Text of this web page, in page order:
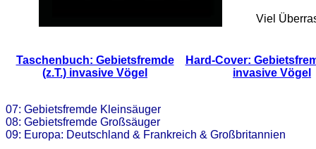
Viel
Taschenbuch: Gebietsfremde
(z.T.) invasive Vögel
Hard-Cover:
invasive Vögel
07: Gebietsfremde Kleinsäuger
08: Gebietsfremde Großsäuger
09: Europa: Deutschland & Frankreich & Großbritannien